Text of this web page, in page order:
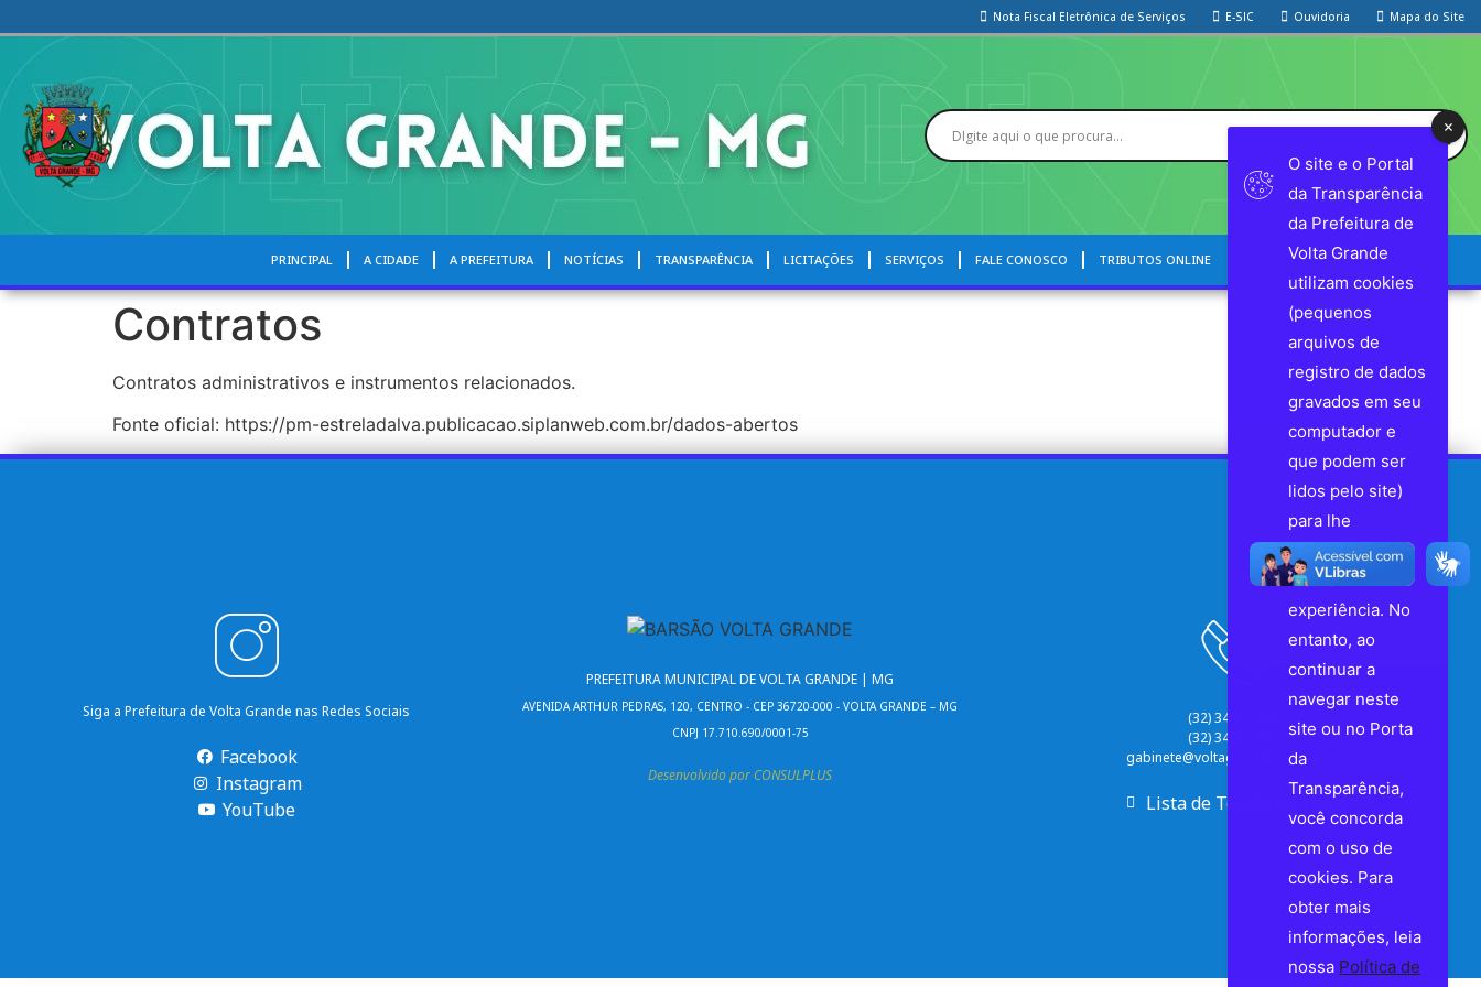
Nota Fiscal Eletrônica de Serviços E-SIC Ouvidoria Mapa do Site
PRINCIPAL A CIDADE A PREFEITURA NOTÍCIAS TRANSPARÊNCIA LICITAÇÕES SERVIÇOS FALE CONOSCO TRIBUTOS ONLINE
Contratos
Contratos administrativos e instrumentos relacionados.
Fonte oficial: https://pm-estreladalva.publicacao.siplanweb.com.br/dados-abertos
Siga a Prefeitura de Volta Grande nas Redes Sociais
Facebook
Instagram
YouTube
PREFEITURA MUNICIPAL DE VOLTA GRANDE | MG
AVENIDA ARTHUR PEDRAS, 120, CENTRO - CEP 36720-000 - VOLTA GRANDE – MG
CNPJ 17.710.690/0001-75
Desenvolvido por CONSULPLUS
(32) 3463-1101
(32) 3463-1424
gabinete@voltagrande.mg.gov.br
Lista de Telefones Úteis
O site e o Portal
da Transparência
da Prefeitura de
Volta Grande
utilizam cookies
(pequenos
arquivos de
registro de dados
gravados em seu
computador e
que podem ser
lidos pelo site)
para lhe
proporcionar a
melhor
experiência. No
entanto, ao
continuar a
navegar neste
site ou no Porta
da
Transparência,
você concorda
com o uso de
cookies. Para
obter mais
informações, leia
nossa Política de